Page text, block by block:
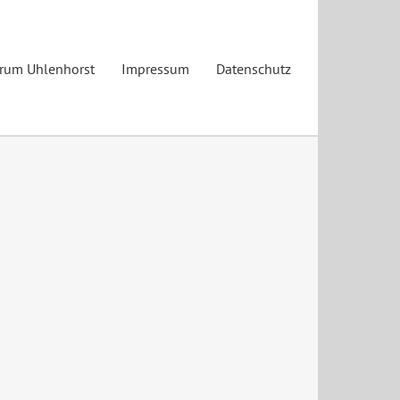
Uhlenhorst
Impressum Datenschutz